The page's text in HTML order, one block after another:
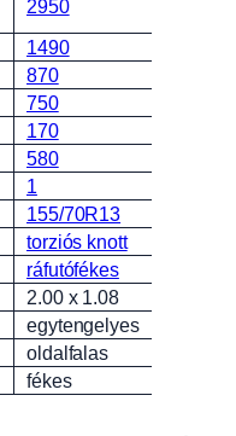
2950
1490
870
750
170
580
1
155/70R13
torziós knott
ráfutófékes
2.00 x 1.08
egytengelyes
oldalfalas
fékes